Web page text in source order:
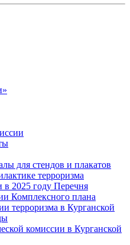
для стендов и плакатов
терроризма
2025 году Перечня
Комплексного плана
терроризма в Курганской
комиссии в Курганской